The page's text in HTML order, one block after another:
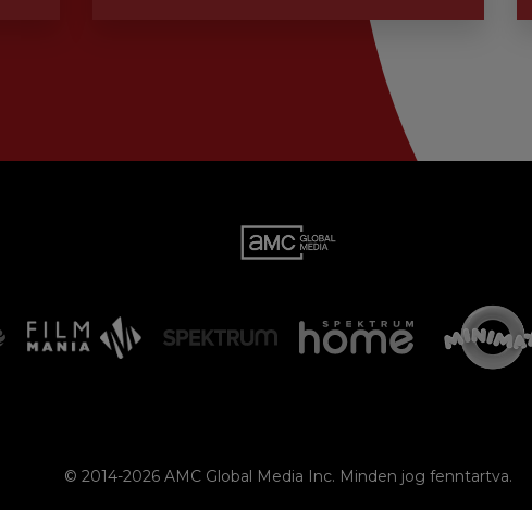
© 2014-2026 AMC Global Media Inc. Minden jog fenntartva.